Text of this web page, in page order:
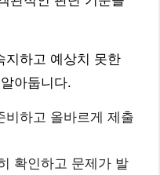
지하고 예상치 못한
아둡니다.
비하고 올바르게 제출
확인하고 문제가 발